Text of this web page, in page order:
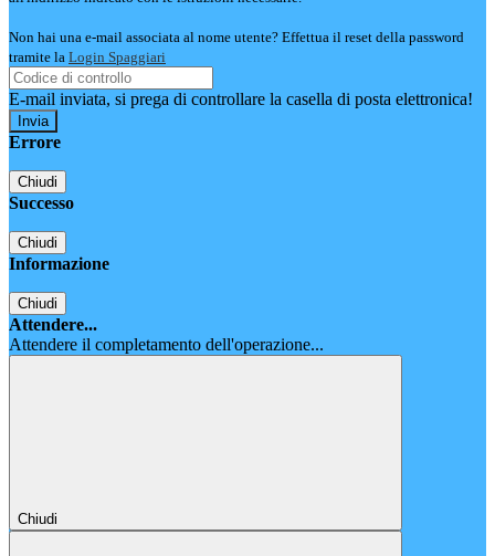
Non hai una e-mail associata al nome utente? Effettua il reset della password
tramite la Login Spaggiari
E-mail inviata, si prega di controllare la casella di posta elettronica!
Errore
Chiudi
Successo
Chiudi
Informazione
Chiudi
Attendere...
Attendere il completamento dell'operazione...
Chiudi